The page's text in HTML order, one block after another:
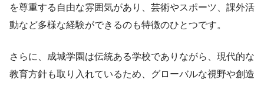
を尊重する自由な雰囲気があり、芸術やスポーツ、課外活
動など多様な経験ができるのも特徴のひとつです。
さらに、成城学園は伝統ある学校でありながら、現代的な
教育方針も取り入れているため、グローバルな視野や創造